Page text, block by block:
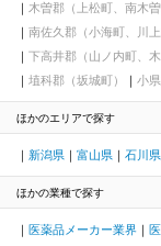
木曽郡（上松町、南木
南佐久郡（小海町、川
下高井郡（山ノ内町、
埴科郡（坂城町）
小
ほかのエリアで探す
新潟県 富山県 石川県
ほかの業種で探す
医薬品メーカー業界